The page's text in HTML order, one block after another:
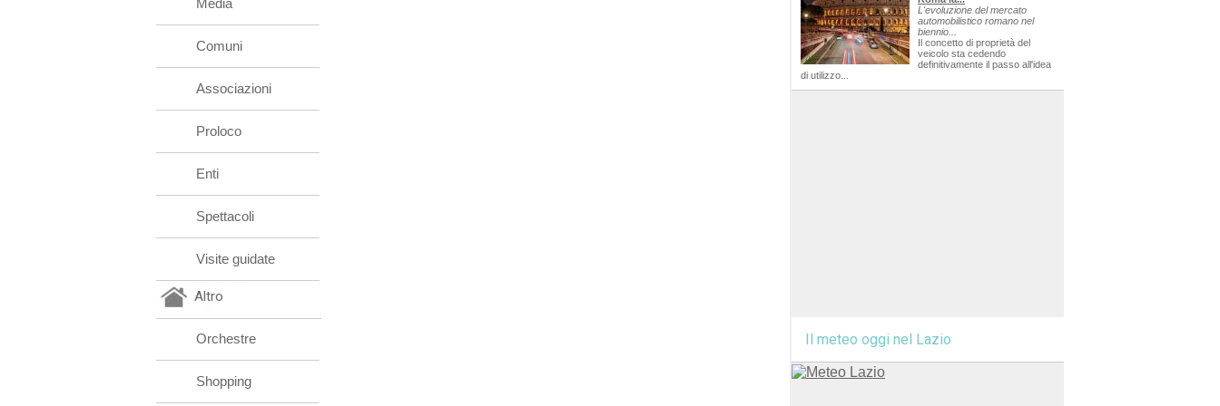
Media
Comuni
Associazioni
Proloco
Enti
Spettacoli
Visite guidate
Altro
Orchestre
Shopping
L'evoluzione del mercato
automobilistico romano nel
biennio...
Il concetto di proprietà del
veicolo sta cedendo
definitivamente il passo all'idea
di utilizzo...
Il meteo oggi nel Lazio